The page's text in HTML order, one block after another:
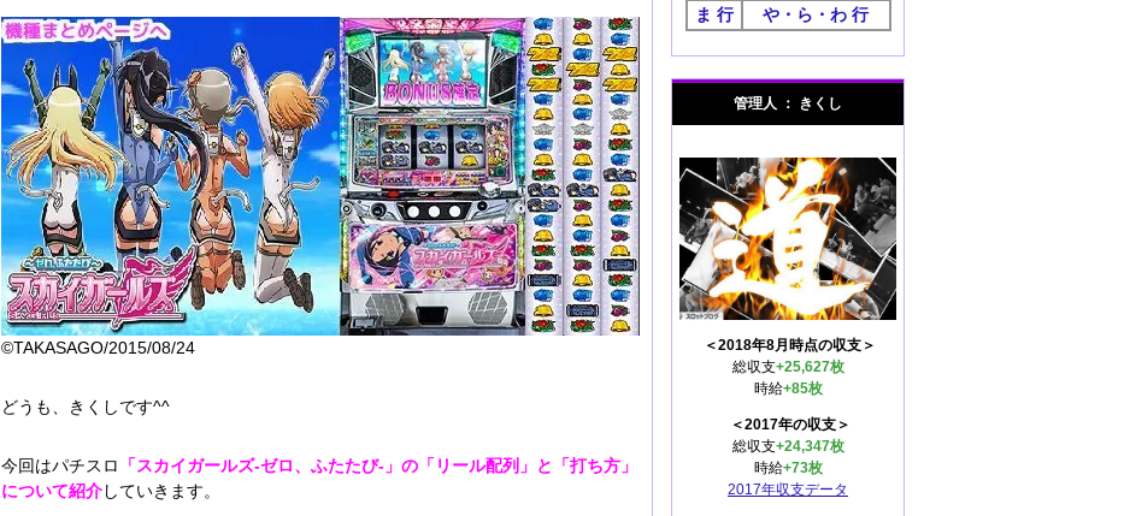
©TAKASAGO/2015/08/24
どうも、きくしです^^
今回はパチスロ
「スカイガールズ-ゼロ、ふたたび-」の「リール配列」と「打ち方」
について紹介していきます。
ま 行
や・ら・わ 行
管理人 ： きくし
＜2018年8月時点の収支＞
総収支+25,627枚
時給+85枚
＜2017年の収支＞
総収支+24,347枚
時給+73枚
2017年収支データ